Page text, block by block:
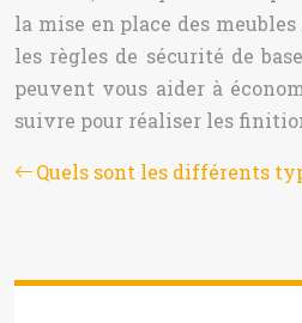
la mise en place des
les règles de sécurité de
peuvent vous aider à
suivre pour réaliser les
Quels sont les différents